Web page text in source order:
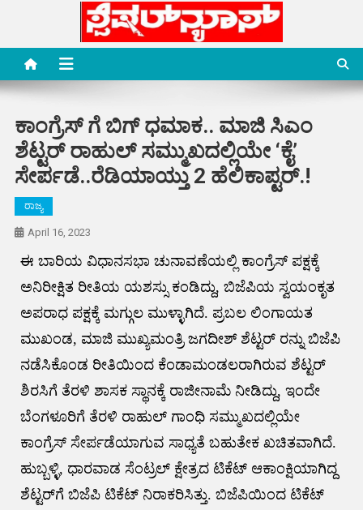
content
Special News Media
Special News Media
ಕಾಂಗ್ರೆಸ್ ಗೆ ಬಿಗ್ ಧಮಾಕ.. ಮಾಜಿ ಸಿಎಂ
ಶೆಟ್ಟರ್ ರಾಹುಲ್ ಸಮ್ಮುಖದಲ್ಲಿಯೇ ‘ಕೈ’
ಸೇರ್ಪಡೆ..ರೆಡಿಯಾಯ್ತು 2 ಹೆಲಿಕಾಪ್ಟರ್.!
ರಾಜ್ಯ
April 16, 2023
ಈ ಬಾರಿಯ ವಿಧಾನಸಭಾ ಚುನಾವಣೆಯಲ್ಲಿ ಕಾಂಗ್ರೆಸ್ ಪಕ್ಷಕ್ಕೆ
ಅನಿರೀಕ್ಷಿತ ರೀತಿಯ ಯಶಸ್ಸು ಕಂಡಿದ್ದು, ಬಿಜೆಪಿಯ ಸ್ವಯಂಕೃತ
ಅಪರಾಧ ಪಕ್ಷಕ್ಕೆ ಮಗ್ಗುಲ ಮುಳ್ಳಾಗಿದೆ. ಪ್ರಬಲ ಲಿಂಗಾಯತ
ಮುಖಂಡ, ಮಾಜಿ ಮುಖ್ಯಮಂತ್ರಿ ಜಗದೀಶ್ ಶೆಟ್ಟರ್ ರನ್ನು ಬಿಜೆಪಿ
ನಡೆಸಿಕೊಂಡ ರೀತಿಯಿಂದ ಕೆಂಡಾಮಂಡಲರಾಗಿರುವ ಶೆಟ್ಟರ್
ಶಿರಸಿಗೆ ತೆರಳಿ ಶಾಸಕ ಸ್ಥಾನಕ್ಕೆ ರಾಜೀನಾಮೆ ನೀಡಿದ್ದು, ಇಂದೇ
ಬೆಂಗಳೂರಿಗೆ ತೆರಳಿ ರಾಹುಲ್ ಗಾಂಧಿ ಸಮ್ಮುಖದಲ್ಲಿಯೇ
ಕಾಂಗ್ರೆಸ್ ಸೇರ್ಪಡೆಯಾಗುವ ಸಾಧ್ಯತೆ ಬಹುತೇಕ ಖಚಿತವಾಗಿದೆ.
ಹುಬ್ಬಳ್ಳಿ, ಧಾರವಾಡ ಸೆಂಟ್ರಲ್ ಕ್ಷೇತ್ರದ ಟಿಕೆಟ್ ಆಕಾಂಕ್ಷಿಯಾಗಿದ್ದ
ಶೆಟ್ಟರ್‌ಗೆ ಬಿಜೆಪಿ ಟಿಕೆಟ್ ನಿರಾಕರಿಸಿತ್ತು. ಬಿಜೆಪಿಯಿಂದ ಟಿಕೆಟ್